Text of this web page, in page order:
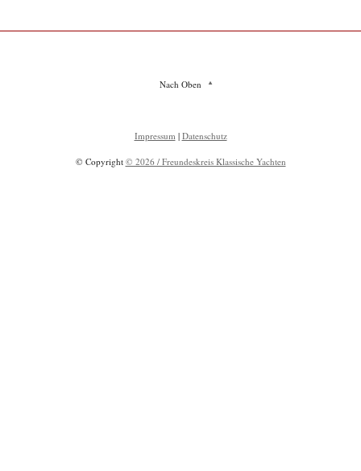
Nach Oben
Impressum | Datenschutz
© Copyright © 2026 / Freundeskreis Klassische Yachten